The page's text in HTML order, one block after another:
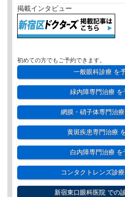
掲載インタビュー
初めての方でもご予約できます。
一般眼科診療を
緑内障専門治療 を
網膜・硝子体専門治療
黄斑疾患専門治療
白内障専門治療 を
コンタクトレンズ診療
新宿東口眼科医院での